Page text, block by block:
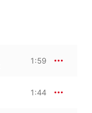
1:59
1:44